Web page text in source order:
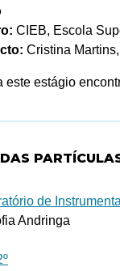
CIEB, Escola
Cristina
este estágio
de
Andringa